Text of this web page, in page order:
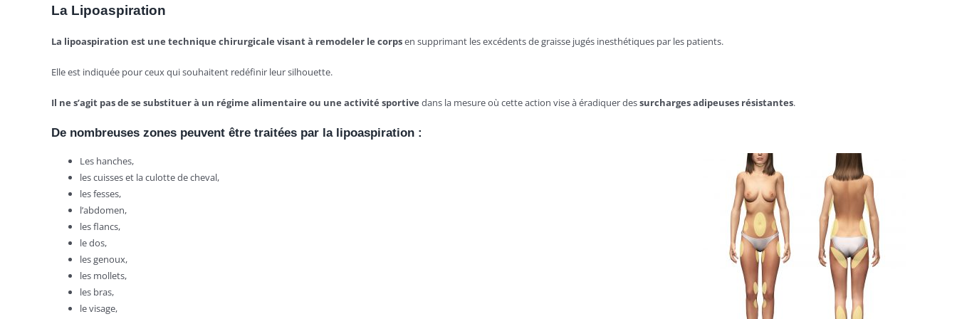
La Lipoaspiration
La lipoaspiration est une technique chirurgicale visant à remodeler le corpsen supprimant les excédents de graisse jugés inesthétiques par les patients.
Elle est indiquée pour ceux qui souhaitent redéfinir leur silhouette.
Il ne s’agit pas de se substituer à un régime alimentaire ou une activité sportive dans la mesure où cette action vise à éradiquer dessurcharges adipeuses résistantes.
De nombreuses zones peuvent être traitées par la lipoaspiration :
Les hanches,
les cuisses et la culotte de cheval,
les fesses,
l’abdomen,
les flancs,
le dos,
les genoux,
les mollets,
les bras,
le visage,